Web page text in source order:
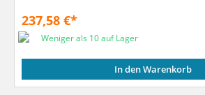
237,58 €*
Weniger als 10 auf Lager
In den Warenkorb